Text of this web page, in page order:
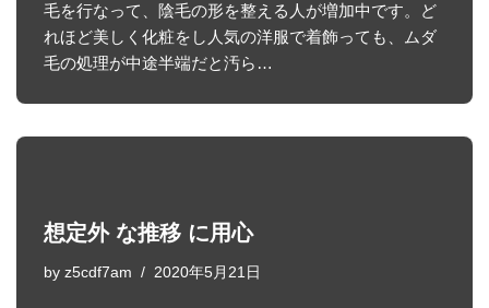
毛を行なって、陰毛の形を整える人が増加中です。ど
れほど美しく化粧をし人気の洋服で着飾っても、ムダ
毛の処理が中途半端だと汚ら…
想定外 な推移 に用心
by z5cdf7am 2020年5月21日